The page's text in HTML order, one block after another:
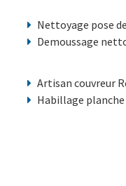
Nettoyage pose
Demoussage
Artisan couvreur
Habillage planche